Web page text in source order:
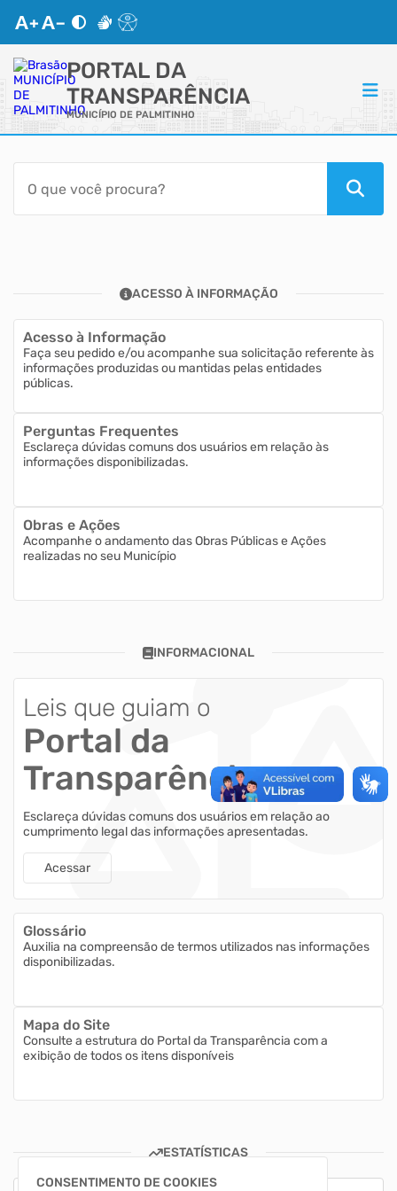
PORTAL DA
TRANSPARÊNCIA
MUNICÍPIO DE PALMITINHO
ACESSO RÁPIDO
Acessibilidade
Autoatendimento
Mapa do Site
CONSENTIMENTO DE COOKIES
ACESSO À INFORMAÇÃO
Acesso à Informação
Faça seu pedido e/ou acompanhe sua solicitação referente às
informações produzidas ou mantidas pelas entidades
públicas.
Perguntas Frequentes
Esclareça dúvidas comuns dos usuários em relação às
informações disponibilizadas.
Obras e Ações
Acompanhe o andamento das Obras Públicas e Ações
realizadas no seu Município
INFORMACIONAL
Leis que guiam o
Portal da
Transparência
Esclareça dúvidas comuns dos usuários em relação ao
cumprimento legal das informações apresentadas.
Acessar
Glossário
Auxilia na compreensão de termos utilizados nas informações
disponibilizadas.
Mapa do Site
Consulte a estrutura do Portal da Transparência com a
exibição de todos os itens disponíveis
ESTATÍSTICAS